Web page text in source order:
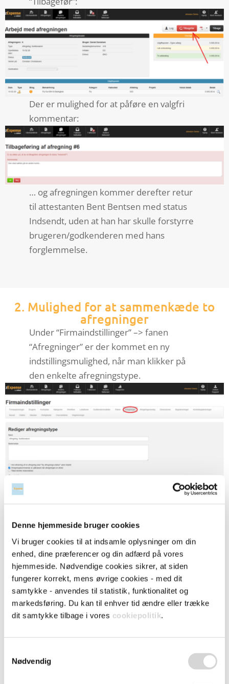
Denne hjemmeside bruger cookies
Vi bruger cookies til at indsamle oplysninger om din
enhed, dine præferencer og din adfærd på vores
hjemmeside. Nødvendige cookies sikrer, at siden
fungerer korrekt, mens øvrige cookies - med dit
samtykke - anvendes til statistik, funktionalitet og
markedsføring. Du kan til enhver tid ændre eller trække
dit samtykke tilbage i vores cookiepolitik.
Nødvendig
Der er mulighed for at påføre en valgfri
kommentar:
… og afregningen kommer derefter retur
til attestanten Bent Bentsen med status
Indsendt, uden at han har skulle forstyrre
brugeren/godkenderen med hans
forglemmelse.
2. Mulighed for at sammenkæde to
afregninger
Under “Firmaindstillinger” –> fanen
“Afregninger” er der kommet en ny
indstillingsmulighed, når man klikker på
den enkelte afregningstype.
Et flueben hér betyder, at man kan kæde
en afregning af denne type sammen med
én anden afregning lavet af samme
bruger.
Herunder har brugeren Daniel Danielsen
lavet afregning #6, som allerede har fået